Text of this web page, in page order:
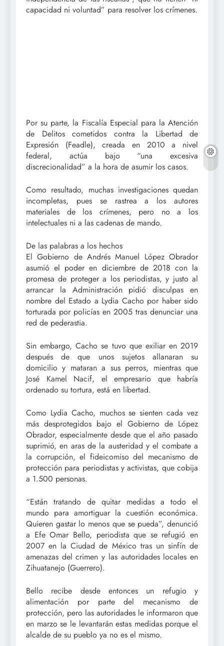
capacidad ni voluntad” para resolver los crímenes.
Por su parte, la Fiscalía Especial para la Atención
de Delitos cometidos contra la Libertad de
Expresión (Feadle), creada en 2010 a nivel
federal, actúa bajo “una excesiva
discrecionalidad” a la hora de asumir los casos.
Como resultado, muchas investigaciones quedan
incompletas, pues se rastrea a los autores
materiales de los crímenes, pero no a los
intelectuales ni a las cadenas de mando.
De las palabras a los hechos
El Gobierno de Andrés Manuel López Obrador
asumió el poder en diciembre de 2018 con la
promesa de proteger a los periodistas, y justo al
arrancar la Administración pidió disculpas en
nombre del Estado a Lydia Cacho por haber sido
torturada por policías en 2005 tras denunciar una
red de pederastia.
Sin embargo, Cacho se tuvo que exiliar en 2019
después de que unos sujetos allanaran su
domicilio y mataran a sus perros, mientras que
José Kamel Nacif, el empresario que habría
ordenado su tortura, está en libertad.
Como Lydia Cacho, muchos se sienten cada vez
más desprotegidos bajo el Gobierno de López
Obrador, especialmente desde que el año pasado
suprimió, en aras de la austeridad y el combate a
la corrupción, el fideicomiso del mecanismo de
protección para periodistas y activistas, que cobija
a 1.500 personas.
“Están tratando de quitar medidas a todo el
mundo para amortiguar la cuestión económica.
Quieren gastar lo menos que se pueda”, denunció
a Efe Omar Bello, periodista que se refugió en
2007 en la Ciudad de México tras un sinfín de
amenazas del crimen y las autoridades locales en
Zihuatanejo (Guerrero).
Bello recibe desde entonces un refugio y
alimentación por parte del mecanismo de
protección, pero las autoridades le informaron que
en marzo se le levantarán estas medidas porque el
alcalde de su pueblo ya no es el mismo.